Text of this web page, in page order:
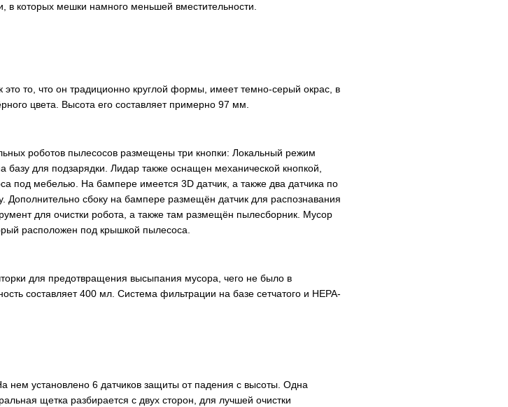
которых мешки намного меньшей вместительности.
это то, что он традиционно круглой формы, имеет темно-серый окрас, в
цвета. Высота его составляет примерно 97 мм.
роботов пылесосов размещены три кнопки: Локальный режим
базу для подзарядки. Лидар также оснащен механической кнопкой,
под мебелью. На бампере имеется 3D датчик, а также два датчика по
Дополнительно сбоку на бампере размещён датчик для распознавания
для очистки робота, а также там размещён пылесборник. Мусор
расположен под крышкой пылесоса.
для предотвращения высыпания мусора, чего не было в
составляет 400 мл. Система фильтрации на базе сетчатого и HEPA-
нем установлено 6 датчиков защиты от падения с высоты. Одна
щетка разбирается с двух сторон, для лучшей очистки